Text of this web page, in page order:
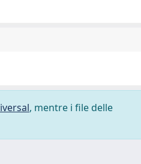
, mentre i file delle